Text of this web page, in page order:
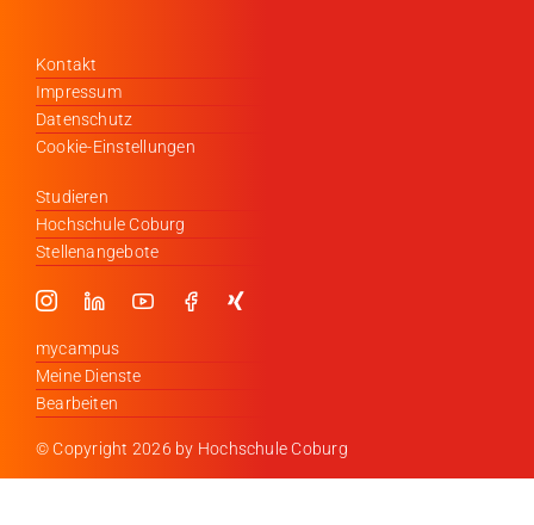
Kontakt
Impressum
Datenschutz
Cookie-Einstellungen
Studieren
Hochschule Coburg
Stellenangebote
mycampus
Meine Dienste
Bearbeiten
© Copyright 2026 by Hochschule Coburg